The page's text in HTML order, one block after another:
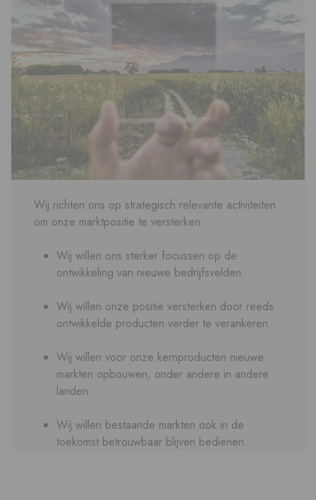
Wij richten ons op strategisch relevante activiteiten
om onze marktpositie te versterken:
Wij willen ons sterker focussen op de
ontwikkeling van nieuwe bedrijfsvelden.
Wij willen onze positie versterken door reeds
ontwikkelde producten verder te verankeren.
Wij willen voor onze kernproducten nieuwe
markten opbouwen, onder andere in andere
landen.
Wij willen bestaande markten ook in de
toekomst betrouwbaar blijven bedienen.